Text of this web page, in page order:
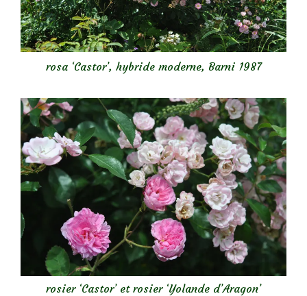
rosa ‘Castor’, hybride moderne, Barni 1987
rosier ‘Castor’ et rosier ‘Yolande d’Aragon’